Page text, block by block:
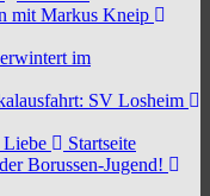
mit Markus Kneip
im
SV Losheim
Liebe
Startseite
Borussen-Jugend!